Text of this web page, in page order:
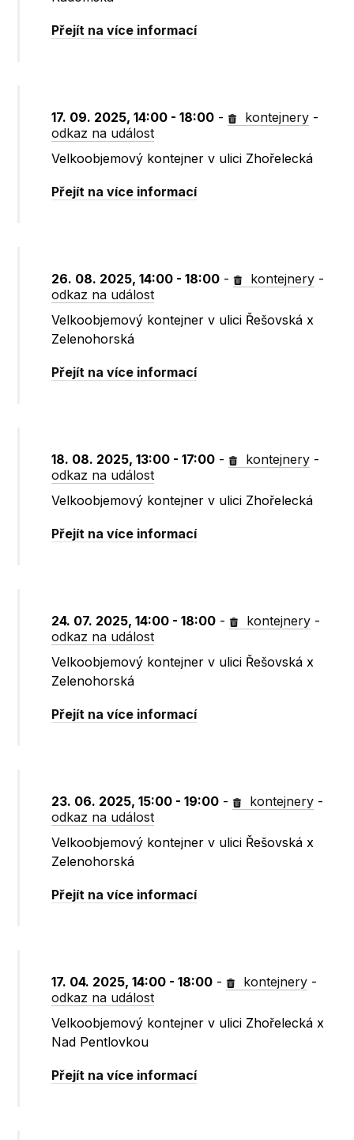
Přejít na více informací
17. 09. 2025, 14:00 - 18:00 - kontejnery -
odkaz na událost
Velkoobjemový kontejner v ulici Zhořelecká
Přejít na více informací
26. 08. 2025, 14:00 - 18:00 - kontejnery -
odkaz na událost
Velkoobjemový kontejner v ulici Řešovská x
Zelenohorská
Přejít na více informací
18. 08. 2025, 13:00 - 17:00 - kontejnery -
odkaz na událost
Velkoobjemový kontejner v ulici Zhořelecká
Přejít na více informací
24. 07. 2025, 14:00 - 18:00 - kontejnery -
odkaz na událost
Velkoobjemový kontejner v ulici Řešovská x
Zelenohorská
Přejít na více informací
23. 06. 2025, 15:00 - 19:00 - kontejnery -
odkaz na událost
Velkoobjemový kontejner v ulici Řešovská x
Zelenohorská
Přejít na více informací
17. 04. 2025, 14:00 - 18:00 - kontejnery -
odkaz na událost
Velkoobjemový kontejner v ulici Zhořelecká x
Nad Pentlovkou
Přejít na více informací